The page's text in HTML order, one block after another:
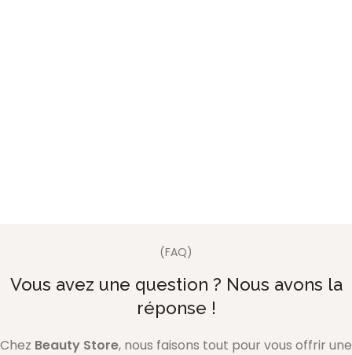
(FAQ)
Vous avez une question ? Nous avons la
réponse !
Chez Beauty Store, nous faisons tout pour vous offrir une